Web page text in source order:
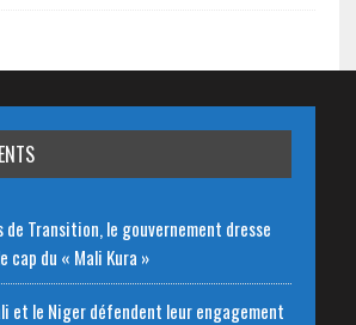
de Transition, le gouvernement dresse
cap du « Mali Kura »
et le Niger défendent leur engagement